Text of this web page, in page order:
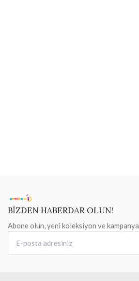
BİZDEN HABERDAR OLUN!
Abone olun, yeni koleksiyon ve